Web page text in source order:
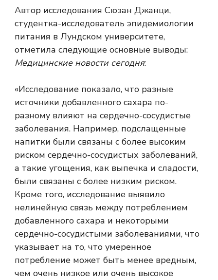
Автор исследования Сюзан Джанци,
студентка-исследователь эпидемиологии
питания в Лундском университете,
отметила следующие основные выводы:
Медицинские новости сегодня:
«Исследование показало, что разные
источники добавленного сахара по-
разному влияют на сердечно-сосудистые
заболевания. Например, подслащенные
напитки были связаны с более высоким
риском сердечно-сосудистых заболеваний,
а такие угощения, как выпечка и сладости,
были связаны с более низким риском.
Кроме того, исследование выявило
нелинейную связь между потреблением
добавленного сахара и некоторыми
сердечно-сосудистыми заболеваниями, что
указывает на то, что умеренное
потребление может быть менее вредным,
чем очень низкое или очень высокое